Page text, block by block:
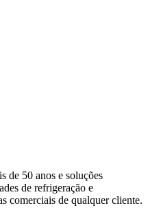
de 50 anos e soluções
de refrigeração e
comerciais de qualquer cliente.